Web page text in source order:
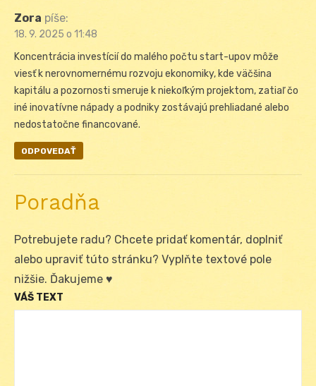
Zora píše:
18. 9. 2025 o 11:48
Koncentrácia investícií do malého počtu start-upov môže
viesť k nerovnomernému rozvoju ekonomiky, kde väčšina
kapitálu a pozornosti smeruje k niekoľkým projektom, zatiaľ čo
iné inovatívne nápady a podniky zostávajú prehliadané alebo
nedostatočne financované.
ODPOVEDAŤ
Poradňa
Potrebujete radu? Chcete pridať komentár, doplniť
alebo upraviť túto stránku? Vyplňte textové pole
nižšie. Ďakujeme ♥
VÁŠ TEXT